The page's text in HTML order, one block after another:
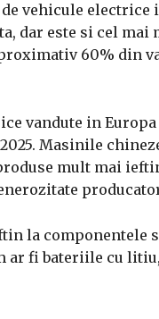
vehicule electrice
dar este si cel mai
60% din
vandute in
2025. Masinile
mult mai
la componentele
ar fi bateriile cu